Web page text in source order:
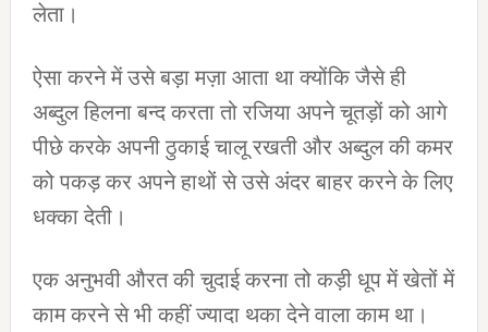
लेता।
ऐसा करने में उसे बड़ा मज़ा आता था क्योंकि जैसे ही
अब्दुल हिलना बन्द करता तो रजिया अपने चूतड़ों को आगे
पीछे करके अपनी ठुकाई चालू रखती और अब्दुल की कमर
को पकड़ कर अपने हाथों से उसे अंदर बाहर करने के लिए
धक्का देती।
एक अनुभवी औरत की चुदाई करना तो कड़ी धूप में खेतों में
काम करने से भी कहीं ज्यादा थका देने वाला काम था।